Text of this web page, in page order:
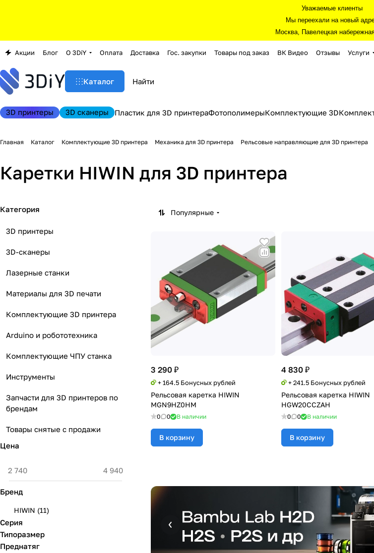
Уважаемые клиенты
Мы переехали на новый
Москва, Павелецкая
Акции Блог О 3DiY Оплата Доставка Гос. закупки Товары под заказ ВК Видео Отзывы Услуги
Каталог
3D принтеры 3D сканеры Пластик для 3D принтераФотополимерыКомплектующие 3D
Главная Каталог Комплектующие 3D принтера Механика для 3D принтера Рельсовые направляющие для 3D принтера
Каретки HIWIN для 3D принтера
Популярные
3 290 ₽
+ 164.5 Бонусных рублей
Рельсовая каретка HIWIN
MGN9HZ0HM
0 0 В наличии
В корзину
4 830 ₽
+ 241.5 Бонусных рублей
Рельсовая каретка HIWIN
HGW20CCZAH
0 0 В наличии
В корзину
Категория
3D принтеры
3D-сканеры
Лазерные станки
Материалы для 3D печати
Комплектующие 3D принтера
Arduino и робототехника
Комплектующие ЧПУ станка
Инструменты
Запчасти для 3D принтеров по
брендам
Товары снятые с продажи
Цена
Бренд
HIWIN (11)
Серия
Типоразмер
Преднатяг